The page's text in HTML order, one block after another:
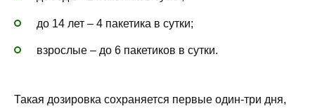
до 14 лет – 4 пакетика в сутки;
взрослые – до 6 пакетиков в сутки.
Такая дозировка сохраняется первые один-три дня,